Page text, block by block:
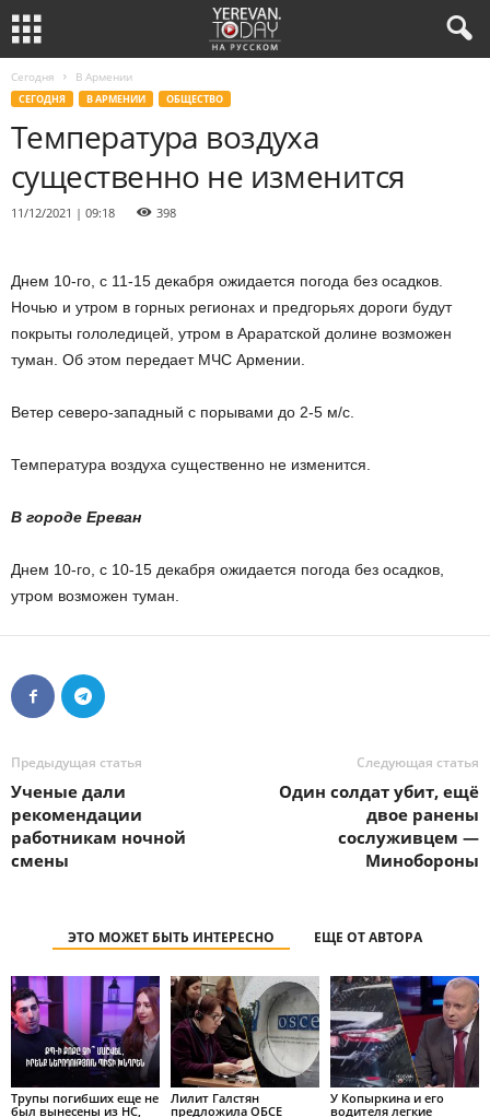
Сегодня В Армении
СЕГОДНЯ В АРМЕНИИ ОБЩЕСТВО
Температура воздуха
существенно не изменится
11/12/2021 | 09:18 398
Днем 10-го, с 11-15 декабря ожидается погода без осадков.
Ночью и утром в горных регионах и предгорьях дороги будут
покрыты гололедицей, утром в Араратской долине возможен
туман. Об этом передает МЧС Армении.
Ветер северо-западный с порывами до 2-5 м/с.
Температура воздуха существенно не изменится.
В городе Ереван
Днем 10-го, с 10-15 декабря ожидается погода без осадков,
утром возможен туман.
Предыдущая статья
Ученые дали
рекомендации
работникам ночной
смены
Следующая статья
Один солдат убит, ещё
двое ранены
сослуживцем —
Минобороны
ЭТО МОЖЕТ БЫТЬ ИНТЕРЕСНО ЕЩЕ ОТ АВТОРА
Трупы погибших еще не
был вынесены из НС,
Лилит Галстян
предложила ОБСЕ
У Копыркина и его
водителя легкие